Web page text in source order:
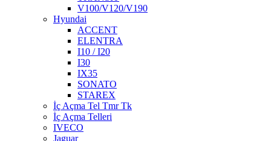
V100/V120/V190
Hyundai
ACCENT
ELENTRA
I10 / I20
I30
IX35
SONATO
STAREX
İç Açma Tel Tmr Tk
İç Açma Telleri
IVECO
Jaguar